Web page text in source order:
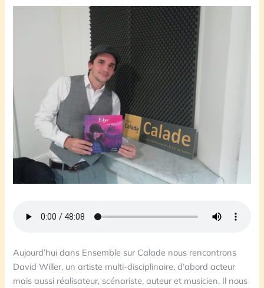
Aujourd’hui dans Ensemble sur Calade nous rencontrons
David Willer, un artiste multi-disciplinaire, d’abord acteur
mais aussi réalisateur, scénariste, auteur et musicien. Il nous